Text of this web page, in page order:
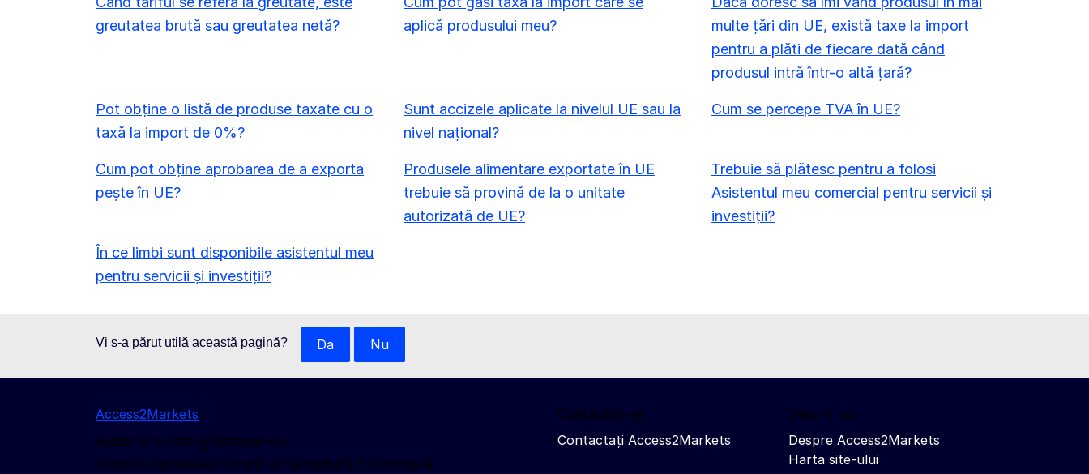
greutatea brută sau greutatea netă?
aplică produsului meu?
multe țări din UE, există taxe la import
pentru a plăti de fiecare dată când
produsul intră într-o altă țară?
Pot obține o listă de produse taxate cu o
taxă la import de 0%?
Sunt accizele aplicate la nivelul UE sau la
nivel național?
Cum se percepe TVA în UE?
Cum pot obține aprobarea de a exporta
pește în UE?
Produsele alimentare exportate în UE
trebuie să provină de la o unitate
autorizată de UE?
Trebuie să plătesc pentru a folosi
Asistentul meu comercial pentru servicii și
investiții?
În ce limbi sunt disponibile asistentul meu
pentru servicii și investiții?
Vi s-a părut utilă această pagină? Da Nu
Access2Markets
Acest site este gestionat de:
Direcția Generală Comerț și Securitate Economică
Contactați-ne
Contactați Access2Markets
Despre noi
Despre Access2Markets
Harta site-ului